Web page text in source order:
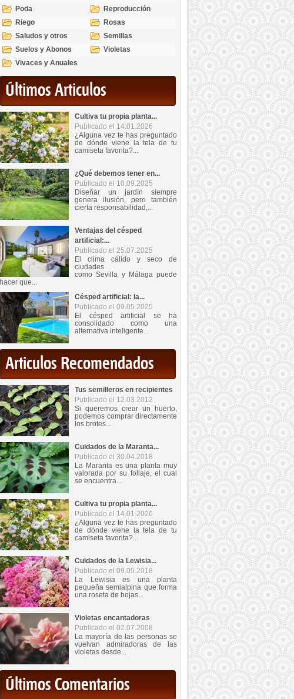
Poda
Reproducción
Riego
Rosas
Saludos y otros
temas
Semillas
Suelos y Abonos
Violetas
Vivaces y Anuales
Últimos Articulos
Cultiva tu propia planta...
Publicado el 14.01.2026
¿Alguna vez te has preguntado
de dónde viene la tela de tu
camiseta favorita?...
¿Qué debemos tener en...
Publicado el 10.09.2025
Diseñar un jardín siempre
genera ilusión, pero también
cierta responsabilidad,...
Ventajas del césped
artificial:...
Publicado el 25.07.2025
El clima cálido y seco de
ciudades
como Sevilla y Málaga puede
hacer que...
Césped artificial: la...
Publicado el 09.05.2025
El césped artificial se ha
consolidado como una
alternativa inteligente...
Articulos Recomendados
Tus semilleros en recipientes
Publicado el 12.03.2012
Si queremos crear un huerto,
podemos comprar directamente
los brotes...
Cuidados de la Maranta...
Publicado el 30.04.2018
La Maranta es una planta muy
valorada por su follaje, el cual
se encuentra...
Cultiva tu propia planta...
Publicado el 14.01.2026
¿Alguna vez te has preguntado
de dónde viene la tela de tu
camiseta favorita?...
Cuidados de la Lewisia...
Publicado el 09.05.2018
La Lewisia es una planta
pequeña semialpina que forma
una roseta de hojas...
Violetas encantadoras
Publicado el 02.07.2008
La mayoría de las personas se
vuelvan admiradoras de las
violetas desde...
Últimos Comentarios